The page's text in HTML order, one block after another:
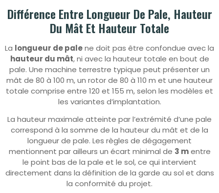
Différence Entre Longueur De Pale, Hauteur
Du Mât Et Hauteur Totale
La longueur de palene doit pas être confondue avec la
hauteur du mât, ni avec la hauteur totale en bout de
pale. Une machine terrestre typique peut présenter un
mât de 80 à 100 m, un rotor de 80 à 110 m et une hauteur
totale comprise entre 120 et 155 m, selon les modèles et
les variantes d’implantation.
La hauteur maximale atteinte par l’extrémité d’une pale
correspond à la somme de la hauteur du mât et de la
longueur de pale. Les règles de dégagement
mentionnent par ailleurs un écart minimal de 3 mentre
le point bas de la pale et le sol, ce qui intervient
directement dans la définition de la garde au sol et dans
la conformité du projet.